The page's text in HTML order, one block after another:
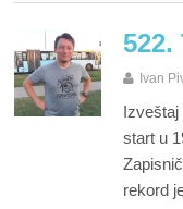
Ivan
Izveštaj
start u
rekord